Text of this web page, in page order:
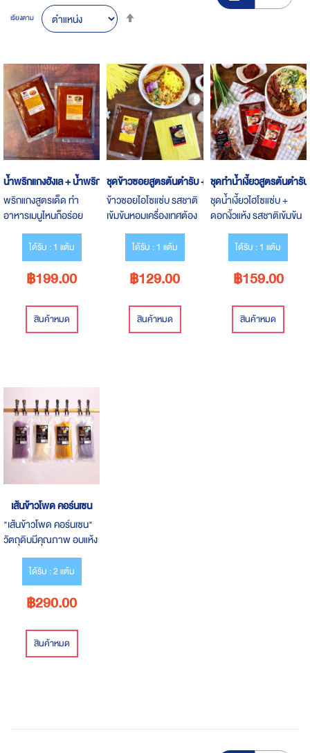
เรียงตาม
Direction
น้ำพริกแกงฮังเล + น้ำพริกแกงเหนือ
พริกแกงสูตรเด็ด ทำ
อาหารเมนูไหนก็อร่อย
ได้รับ : 1 แต้ม
฿199.00
สินค้าหมด
ชุดข้าวซอยสูตรต้นตำรับ + เส้นบะหมี่
ข้าวซอยไอโซแซ่บ รสชาติ
เข้มข้นหอมเครื่องเทศต้อง
ลอง
ได้รับ : 1 แต้ม
฿129.00
สินค้าหมด
ชุดทำน้ำเงี้ยวสูตรต้นตำรั
ชุดน้ำเงี้ยวไฮโซแซ่บ +
ดอกงิ้วแห้ง รสชาติเข้มข้น
เป็นเอกลักษณ์
ได้รับ : 1 แต้ม
฿159.00
สินค้าหมด
เส้นข้าวโพด คอร์นเซน
"เส้นข้าวโพด คอร์นเซน"
วัตถุดิบมีคุณภาพ อบแห้ง
ด้วยพลังงานแสงอาทิตย์
แบบเรือนกระจก
ได้รับ : 2 แต้ม
฿290.00
สินค้าหมด